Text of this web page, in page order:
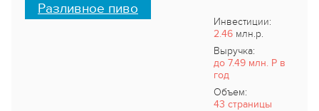
Разливное пиво
Инвестиции:
2.46млн.р.
Выручка:
до 7.49 млн. Р в
год
Объем:
43 страницы